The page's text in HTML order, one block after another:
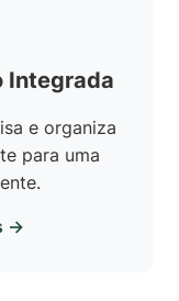
Integrada
e organiza
para uma
→